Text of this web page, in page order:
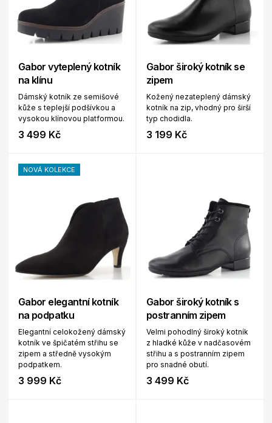
Gabor vyteplený kotník
na klínu
Dámský kotník ze semišové
kůže s teplejší podšívkou a
vysokou klínovou platformou.
3 499 Kč
Gabor široký kotník se
zipem
Kožený nezateplený dámský
kotník na zip, vhodný pro širší
typ chodidla.
3 199 Kč
NOVÁ KOLEKCE
Gabor elegantní kotník
na podpatku
Elegantní celokožený dámský
kotník ve špičatém střihu se
zipem a středně vysokým
podpatkem.
3 999 Kč
Gabor široký kotník s
postranním zipem
Velmi pohodlný široký kotník
z hladké kůže v nadčasovém
střihu a s postranním zipem
pro snadné obutí.
3 499 Kč